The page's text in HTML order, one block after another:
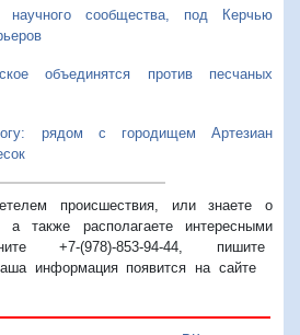
научного сообщества, под Керчью
объединятся против песчаных
рядом с городищем Артезиан
происшествия, или знаете о
а также располагаете интересными
+7-(978)-853-94-44, пишите
информация появится на сайте